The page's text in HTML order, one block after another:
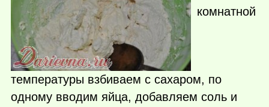
комнатной
температуры взбиваем с сахаром, по
одному вводим яйца, добавляем соль и